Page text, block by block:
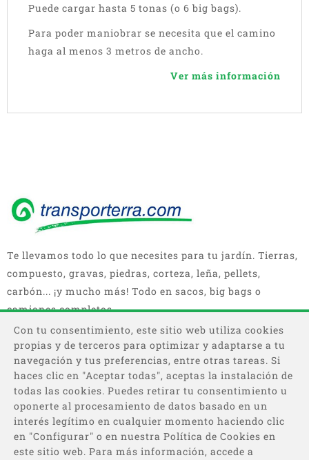
Puede cargar hasta 5 tonas (o 6 big bags).
Para poder maniobrar se necesita que el camino
haga al menos 3 metros de ancho.
Ver más información
Te llevamos todo lo que necesites para tu jardín. Tierras,
compuesto, gravas, piedras, corteza, leña, pellets,
carbón... ¡y mucho más! Todo en sacos, big bags o
camiones completos.
Categorías
Con tu consentimiento, este sitio web utiliza cookies
propias y de terceros para optimizar y adaptarse a tu
navegación y tus preferencias, entre otras tareas. Si
haces clic en "Aceptar todas", aceptas la instalación de
todas las cookies. Puedes retirar tu consentimiento u
oponerte al procesamiento de datos basado en un
interés legítimo en cualquier momento haciendo clic
en "Configurar" o en nuestra Política de Cookies en
este sitio web. Para más información, accede a